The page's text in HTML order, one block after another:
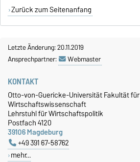
Zurück zum Seitenanfang
Letzte Änderung: 20.11.2019
Ansprechpartner:
Webmaster
KONTAKT
Otto-von-Guericke-Universität Fakultät für
Wirtschaftswissenschaft
Lehrstuhl für Wirtschaftspolitik
Postfach 4120
39106 Magdeburg
+49 391 67-58762
mehr…